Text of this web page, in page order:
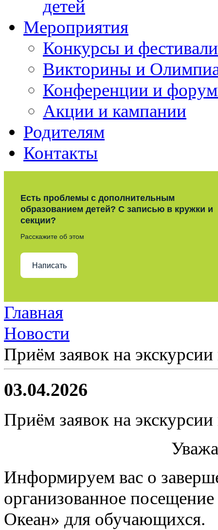
детей
Мероприятия
Конкурсы и фестивали
Викторины и
Конференции и
Акции и кампании
Родителям
Контакты
Есть проблемы с дополнительным
образованием детей? С записью в кружки и
секции?
Расскажите об этом
Написать
Главная
Новости
Приём заявок на
03.04.2026
Приём заявок на
Информируем вас о
организованное
Океан» для обучающихся.